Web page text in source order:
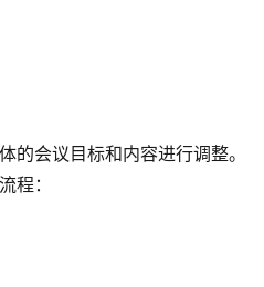
的会议目标和内容进行调整。
程：